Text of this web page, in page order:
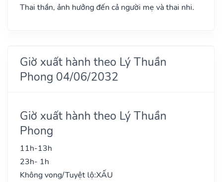
Thai thần, ảnh hưởng đến cả người mẹ và thai nhi.
Giờ xuất hành theo Lý Thuần
Phong 04/06/2032
Giờ xuất hành theo Lý Thuần
Phong
11h-13h
23h- 1h
Không vong/Tuyệt lộ:XẤU